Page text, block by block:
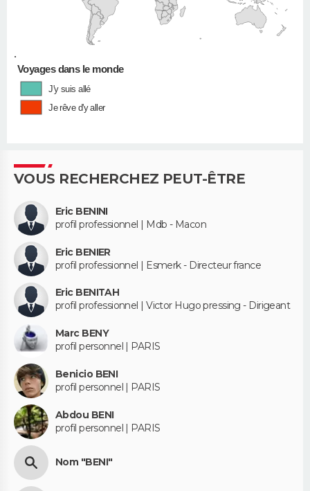
•
Voyages dans le monde
J'y suis allé
Je rêve d'y aller
VOUS RECHERCHEZ PEUT-ÊTRE
Eric BENINI
profil professionnel | Mdb - Macon
Eric BENIER
profil professionnel | Esmerk - Directeur france
Eric BENITAH
profil professionnel | Victor Hugo pressing - Dirigeant
Marc BENY
profil personnel | PARIS
Benicio BENI
profil personnel | PARIS
Abdou BENI
profil personnel | PARIS
Nom "BENI"